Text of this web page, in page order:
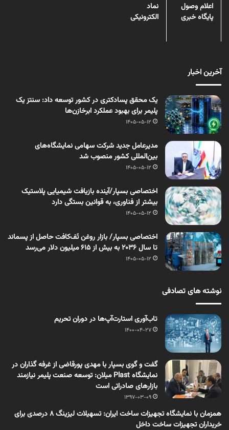
اعلام وصول
پایگاه خبری
نماد
الکترونیکی
آخرین اخبار
یک محقق پسادکتری در کشور توسعه داد: سنتز یک
پلیمر برای بهبود عملکرد ابرخازن‌ها
1405-05-12
مدیرعامل جدید شرکت سهامی نمایشگاه‌های
بین‌المللی کشور منصوب شد
1405-05-12
اختصاصی بسپار/آینده بازیافت شیمیایی پلاستیک
بیشتر از فناوری، به قوانین بستگی دارد
1405-05-12
اختصاصی بسپار/ بازار روغن تَف‌کافت حاصل از پسماند
تا سال ۲۰۳۶ به بیش از ۶۱۵ میلیون دلار می‌رسد
1405-05-12
نوشته های تصادفی
تاب‌آوری استارت‌آپ‌ها در دوران تحریم
1400-04-27
گفت و گوی بسپار با مهدی پورقاضی از غرفه گذاران در
نمایشگاه Plast میلان: توسعه صنعت پلیمر نیازمند
بازارهای صادراتی است
1397-03-09
همزمان با نمایشگاه تجهیزات ساخت ایران: تسهیلات لیزینگ ۸ درصدی برای
خریداران تجهیزات ساخت داخل